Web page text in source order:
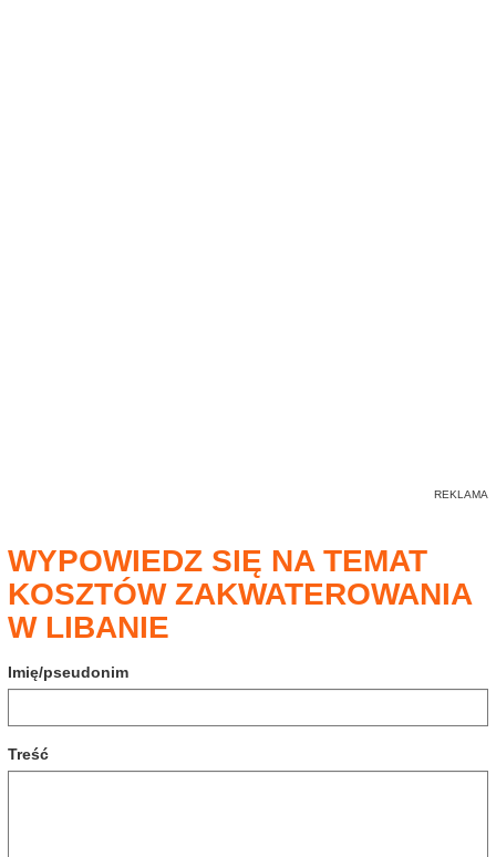
WYPOWIEDZ SIĘ NA TEMAT
KOSZTÓW ZAKWATEROWANIA
W LIBANIE
Imię/pseudonim
Treść